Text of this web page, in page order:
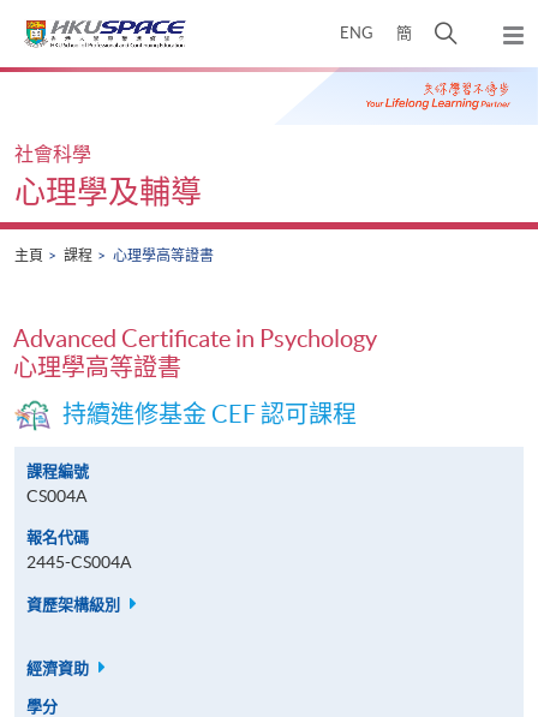
ENG 簡
開
搜
尋
彈
出
主
Main
社會科學
心理學及輔導
主頁 課程 心理學高等證書
Advanced Certificate in Psychology
心理學高等證書
持續進修基金 CEF 認可課程
課程編號
CS004A
報名代碼
2445-CS004A
資歷架構級別
經濟資助
學分